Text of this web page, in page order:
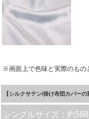
※画面上で色味と実際のもの
【シルクサテン/掛け布団カバーの
シングルサイズ：約568